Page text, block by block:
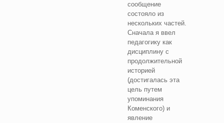
сообщение
состояло из
нескольких частей.
Сначала я ввел
педагогику как
дисциплину с
продолжительной
историей
(достигалась эта
цель путем
упоминания
Коменского) и
явление